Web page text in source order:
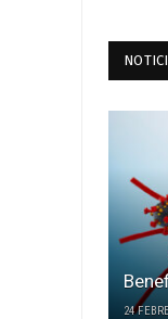
24